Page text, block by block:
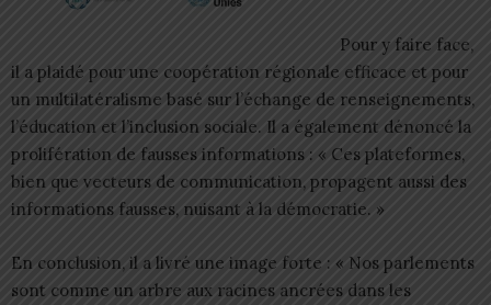
Pour y faire face,
il a plaidé pour une coopération régionale efficace et pour
un multilatéralisme basé sur l’échange de renseignements,
l’éducation et l’inclusion sociale. Il a également dénoncé la
prolifération de fausses informations : « Ces plateformes,
bien que vecteurs de communication, propagent aussi des
informations fausses, nuisant à la démocratie. »
En conclusion, il a livré une image forte : « Nos parlements
sont comme un arbre aux racines ancrées dans les